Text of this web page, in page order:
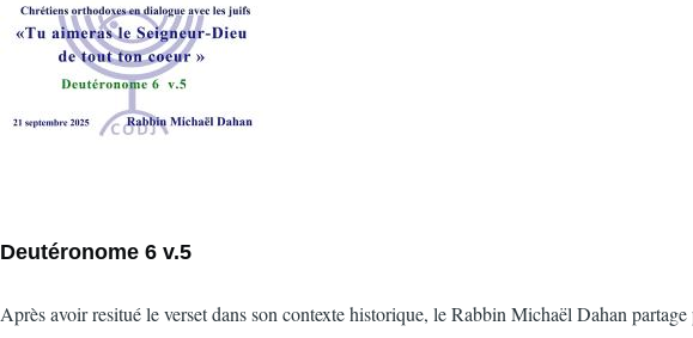
Vignette
Deutéronome 6 v.5
Après avoir resitué le verset dans son contexte historique, le Rabbin Michaël Dahan